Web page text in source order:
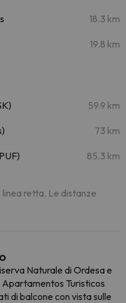
18.3 km
19.8 km
59.9 km
73 km
85.3 km
retta. Le distanze
Naturale di Ordesa e
Turisticos
di balcone con vista sulle